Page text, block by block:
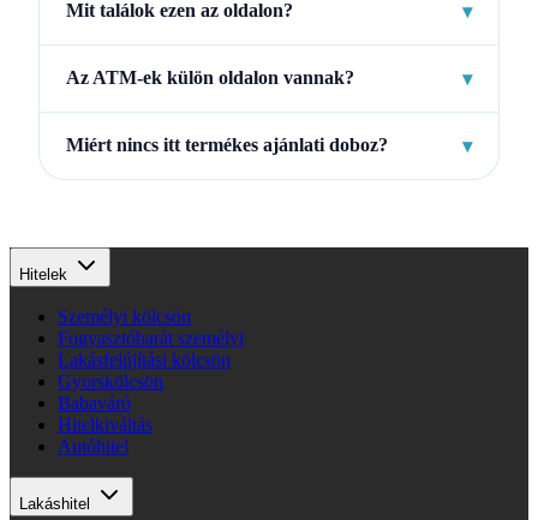
Mit találok ezen az oldalon? ▾
Az ATM-ek külön oldalon vannak? ▾
Miért nincs itt termékes ajánlati doboz? ▾
Hitelek
Személyi kölcsön
Fogyasztóbarát személyi
Lakásfelújítási kölcsön
Gyorskölcsön
Babaváró
Hitelkiváltás
Autóhitel
Lakáshitel